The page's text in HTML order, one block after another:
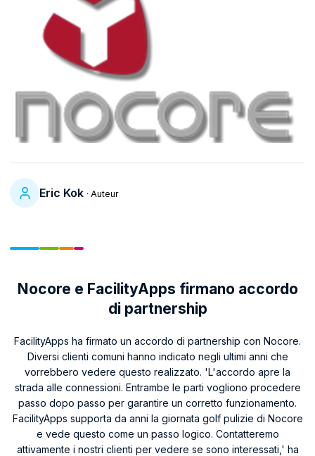
Eric Kok · Auteur
Nocore e FacilityApps firmano accordo
di partnership
FacilityApps ha firmato un accordo di partnership con Nocore.
Diversi clienti comuni hanno indicato negli ultimi anni che
vorrebbero vedere questo realizzato. 'L'accordo apre la
strada alle connessioni. Entrambe le parti vogliono procedere
passo dopo passo per garantire un corretto funzionamento.
FacilityApps supporta da anni la giornata golf pulizie di Nocore
e vede questo come un passo logico. Contatteremo
attivamente i nostri clienti per vedere se sono interessati,' ha